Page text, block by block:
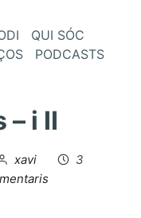
QUI SÓC
PODCASTS
– i II
per
xavi
3